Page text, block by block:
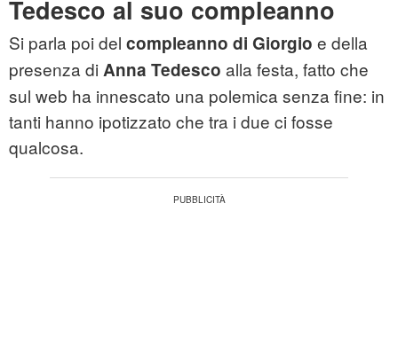
Tedesco al suo compleanno
Si parla poi del compleanno di Giorgio e della
presenza di Anna Tedesco alla festa, fatto che
sul web ha innescato una polemica senza fine: in
tanti hanno ipotizzato che tra i due ci fosse
qualcosa.